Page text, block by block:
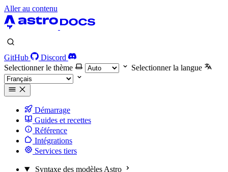
Aller au contenu
GitHub
Discord
Selectionner le thème
Selectionner la langue
Démarrage
Guides et recettes
Référence
Intégrations
Services tiers
Syntaxe des modèles Astro